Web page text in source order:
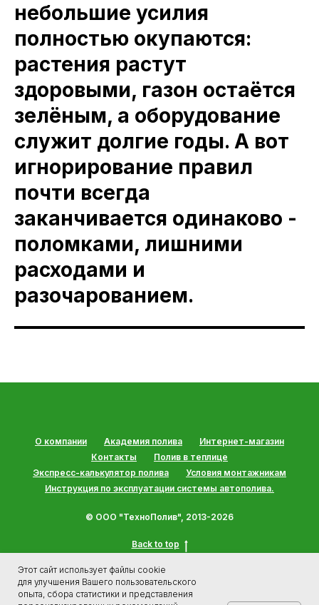
небольшие усилия
полностью окупаются:
растения растут
здоровыми, газон остаётся
зелёным, а оборудование
служит долгие годы. А вот
игнорирование правил
почти всегда
заканчивается одинаково -
поломками, лишними
расходами и
разочарованием.
О компании Академия полива
Интернет-магазин
Контакты
Полив в теплице
Экспресс-калькулятор полива
Условия монтажникам
Инструкция по эксплуатации системы автополива.
© ООО "ТехноПолив", 2013-2026
Back to top
Этот сайт использует файлы cookie
для улучшения Вашего пользовательского
опыта, сбора статистики и представления